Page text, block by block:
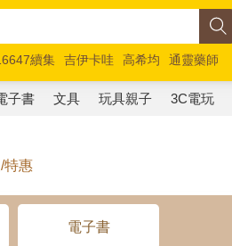
續集 吉伊卡哇 高希均
通靈藥師
總動員5 超慢跑
子書 文具 玩具親子 3C電玩
特惠
電子書